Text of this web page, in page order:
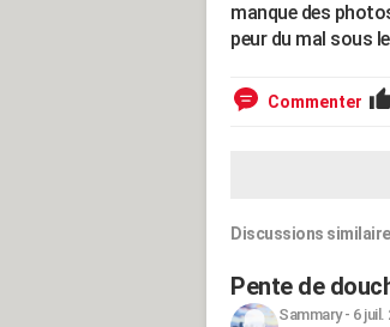
manque des
peur du mal sous
Commenter
Discussions
Pente de
Sammary- 6 juil.